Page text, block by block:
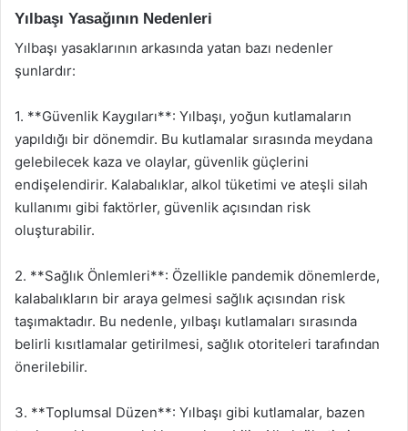
Yılbaşı Yasağının Nedenleri
Yılbaşı yasaklarının arkasında yatan bazı nedenler
şunlardır:
1. **Güvenlik Kaygıları**: Yılbaşı, yoğun kutlamaların
yapıldığı bir dönemdir. Bu kutlamalar sırasında meydana
gelebilecek kaza ve olaylar, güvenlik güçlerini
endişelendirir. Kalabalıklar, alkol tüketimi ve ateşli silah
kullanımı gibi faktörler, güvenlik açısından risk
oluşturabilir.
2. **Sağlık Önlemleri**: Özellikle pandemik dönemlerde,
kalabalıkların bir araya gelmesi sağlık açısından risk
taşımaktadır. Bu nedenle, yılbaşı kutlamaları sırasında
belirli kısıtlamalar getirilmesi, sağlık otoriteleri tarafından
önerilebilir.
3. **Toplumsal Düzen**: Yılbaşı gibi kutlamalar, bazen